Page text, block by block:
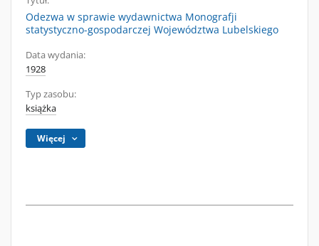
Odezwa w sprawie wydawnictwa Monografji
statystyczno-gospodarczej Województwa Lubelskiego
Data wydania:
1928
Typ zasobu:
książka
Więcej